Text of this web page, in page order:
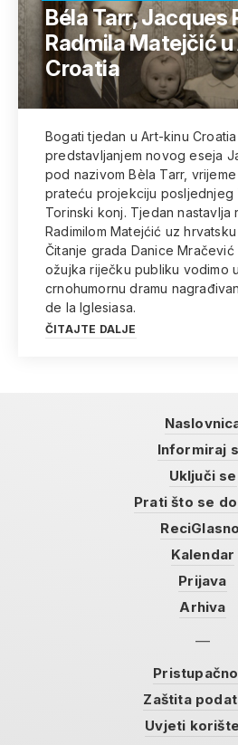
Béla Tarr, Jacques
Radmila Matejčić
Croatia
Bogati tjedan u Art-kinu
predstavljanjem novog eseja
pod nazivom Bèla Tarr,
prateću projekciju posljednjeg
Torinski konj. Tjedan nastavlja
Radimilom Matejćić uz
Čitanje grada Danice Mračević
ožujka riječku publiku vodimo
crnohumornu dramu
de la Iglesiasa.
ČITAJTE DALJE
Informiraj
Uključi se
Prati što se
Kalendar
Prijava
Arhiva
Zaštita
Uvjeti